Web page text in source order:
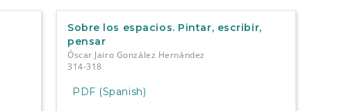
Sobre los espacios. Pintar, escribir,
pensar
Óscar Jairo González Hernández
314-318
PDF (Spanish)